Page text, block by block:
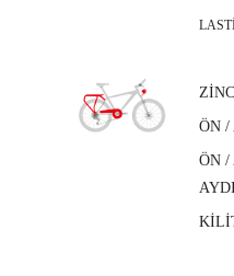
ÖN /
ÖN /